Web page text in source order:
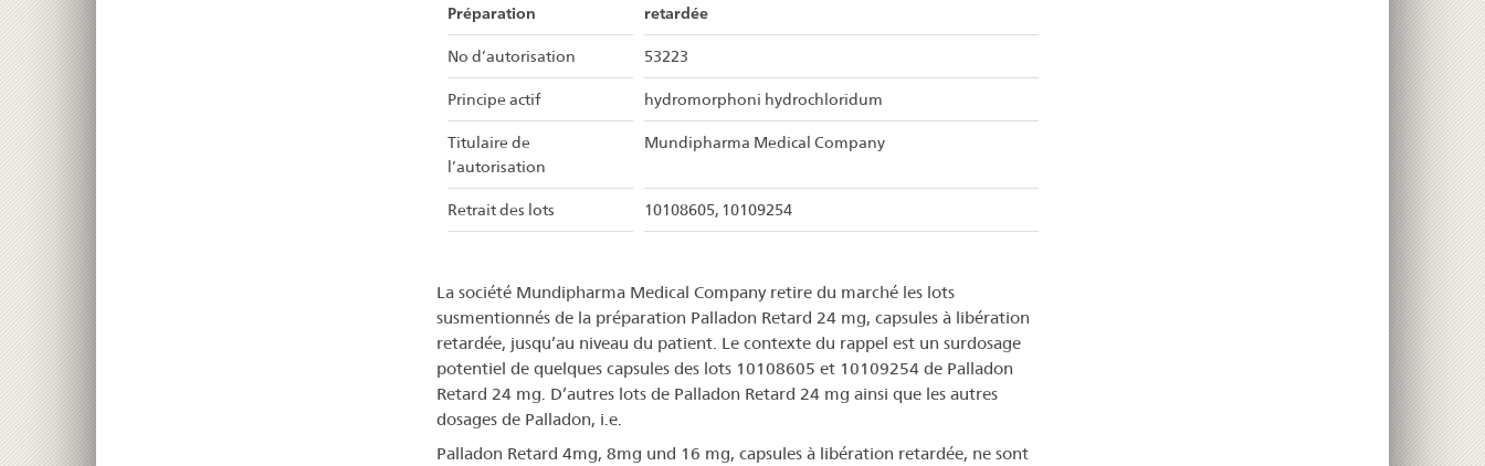
Préparation
retardée
No d’autorisation 53223
Principe actif hydromorphoni hydrochloridum
Titulaire de
l’autorisation
Mundipharma Medical Company
Retrait des lots 10108605, 10109254
La société Mundipharma Medical Company retire du marché les lots
susmentionnés de la préparation Palladon Retard 24 mg, capsules à libération
retardée, jusqu’au niveau du patient. Le contexte du rappel est un surdosage
potentiel de quelques capsules des lots 10108605 et 10109254 de Palladon
Retard 24 mg. D’autres lots de Palladon Retard 24 mg ainsi que les autres
dosages de Palladon, i.e.
Palladon Retard 4mg, 8mg und 16 mg, capsules à libération retardée, ne sont